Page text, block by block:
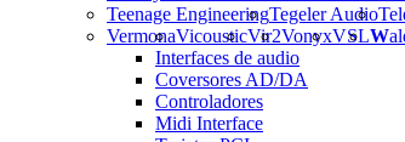
Teenage EngineeringTegeler Audio
VermonaVicousticVir2VonyxVSLW
Interfaces de audio
Coversores AD/DA
Controladores
Midi Interface